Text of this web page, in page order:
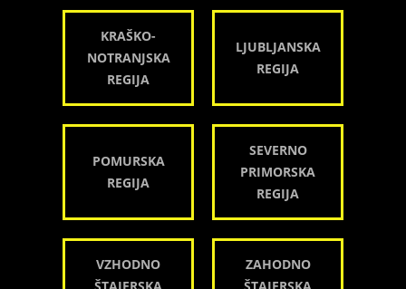
KRAŠKO-
NOTRANJSKA
REGIJA
LJUBLJANSKA
REGIJA
POMURSKA
REGIJA
SEVERNO
PRIMORSKA
REGIJA
VZHODNO
ŠTAJERSKA
ZAHODNO
ŠTAJERSKA